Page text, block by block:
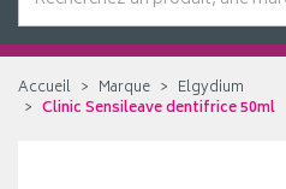
Accueil Marque
Elgydium
Clinic Sensileave dentifrice 50ml